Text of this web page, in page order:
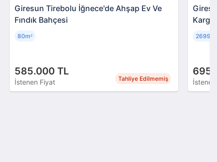
Giresun Tirebolu İğnece'de Ahşap Ev Ve
Fındık Bahçesi
585.000 TL
İstenen Fiyat Tahliye Edilmemiş
80m²
Kargir
2699m